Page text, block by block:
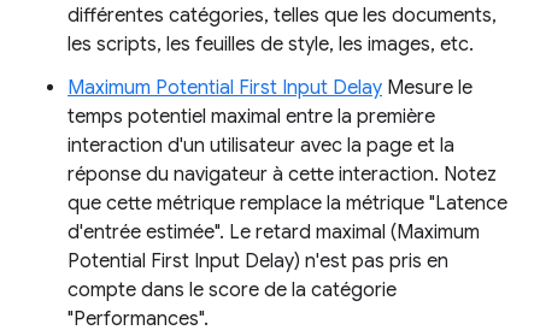
différentes catégories, telles que les documents,
les scripts, les feuilles de style, les images, etc.
Maximum Potential First Input Delay Mesure le
temps potentiel maximal entre la première
interaction d'un utilisateur avec la page et la
réponse du navigateur à cette interaction. Notez
que cette métrique remplace la métrique "Latence
d'entrée estimée". Le retard maximal (Maximum
Potential First Input Delay) n'est pas pris en
compte dans le score de la catégorie
"Performances".